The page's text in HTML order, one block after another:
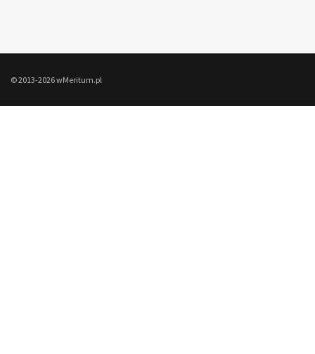
© 2013-2026 wMeritum.pl